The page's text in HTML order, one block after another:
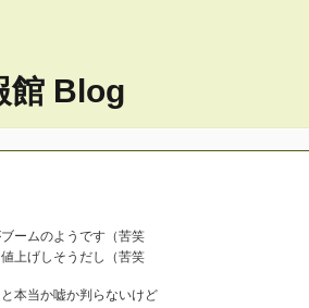
館 Blog
ームのようです（苦笑
上げしそうだし（苦笑
本当か嘘か判らないけど